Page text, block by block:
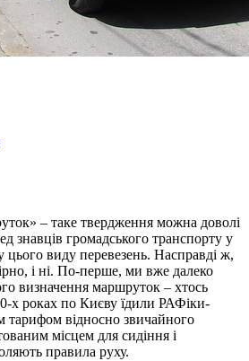
– таке твердження можна доволі
знавців громадського транспорту у
цього виду перевезень. Насправді ж,
і ні. По-перше, ми вже далеко
визначення маршруток – хтось
х роках по Києву їдили РАФіки-
тарифом відносно звичайного
місцем для сидіння і
правила руху.